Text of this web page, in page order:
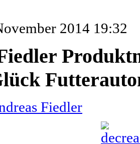
2014 19:32
Fiedler